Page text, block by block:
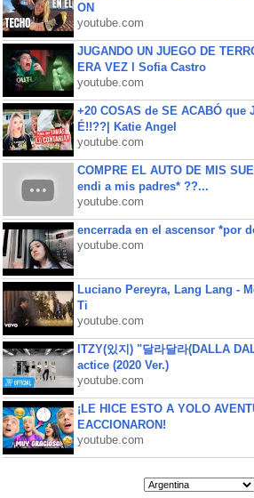
ON
youtube.com
JUGANDO UN JUEGO DE
ERA VEZ l Sofia Castro
youtube.com
+20 COSAS de SE ACABÓ que
É!!??| Katie Angel
youtube.com
COMPRE EL AUTO DE MIS
endi a mis padres* ??...
youtube.com
encerrada en el ascensor *por
youtube.com
Luciano Pereyra, Lang Lang -
Ti
youtube.com
ITZY(있지) "달라달라(DALLA
actice (2020 Ver.)
youtube.com
¡LE HICE ESTO A YOLO
EACCIONARON!
youtube.com